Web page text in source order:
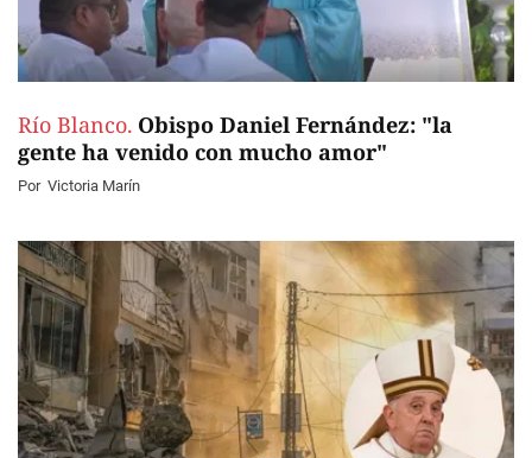
Río Blanco. Obispo Daniel Fernández: "la
gente ha venido con mucho amor"
Por Victoria Marín